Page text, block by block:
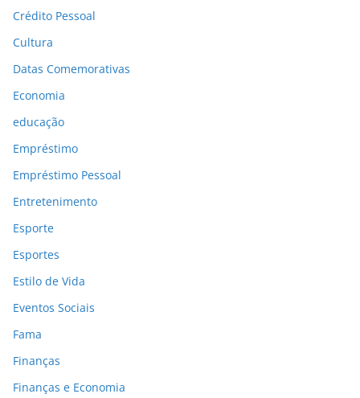
Crédito Pessoal
Cultura
Datas Comemorativas
Economia
educação
Empréstimo
Empréstimo Pessoal
Entretenimento
Esporte
Esportes
Estilo de Vida
Eventos Sociais
Fama
Finanças
Finanças e Economia